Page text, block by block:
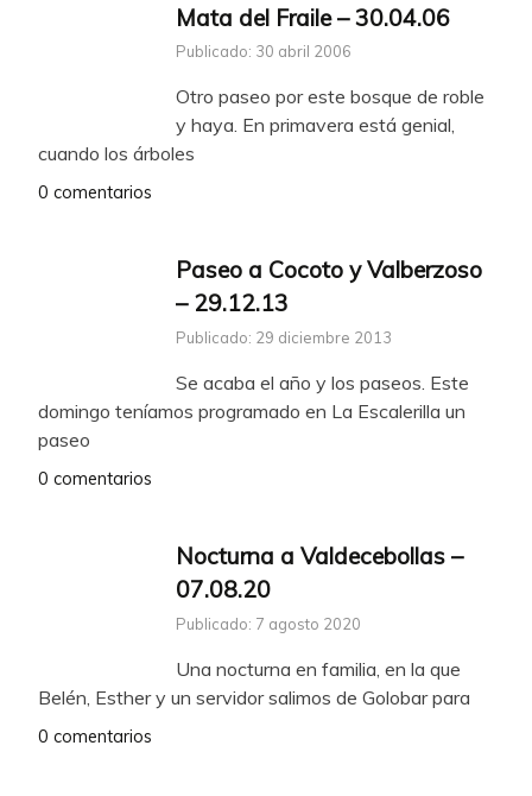
Mata del Fraile – 30.04.06
Publicado: 30 abril 2006
Otro paseo por este bosque de roble
y haya. En primavera está genial,
cuando los árboles
0 comentarios
Paseo a Cocoto y Valberzoso
– 29.12.13
Publicado: 29 diciembre 2013
Se acaba el año y los paseos. Este
domingo teníamos programado en La Escalerilla un
paseo
0 comentarios
Nocturna a Valdecebollas –
07.08.20
Publicado: 7 agosto 2020
Una nocturna en familia, en la que
Belén, Esther y un servidor salimos de Golobar para
0 comentarios